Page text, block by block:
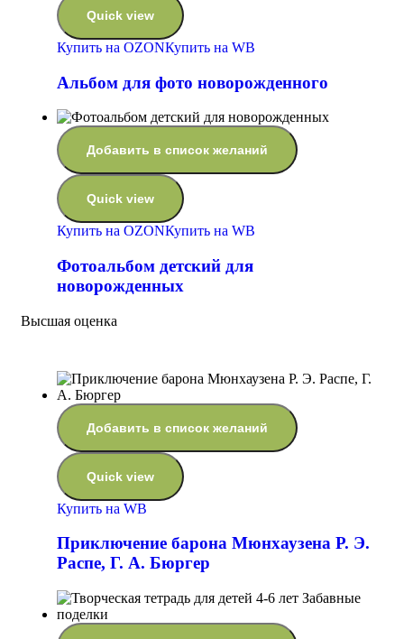
Quick view
Купить на OZONКупить на WB
Альбом для фото новорожденного
Добавить в список желаний
Quick view
Купить на OZONКупить на WB
Фотоальбом детский для
новорожденных
Высшая оценка
Добавить в список желаний
Quick view
Купить на WB
Приключение барона Мюнхаузена Р. Э.
Распе, Г. А. Бюргер